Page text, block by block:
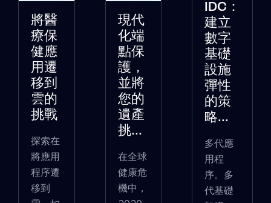
將醫
療保
健應
用遷
移到
雲的
挑戰
探索在
將應用
程序遷
移到
現代
化端
點保
護，
並將
您的
遺產
挑...
在全球
健康危
機中，
IDC：
建立
數字
基礎
設施
彈性
的策
略...
多代應
用程
序。多
代基礎